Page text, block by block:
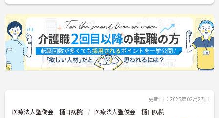
更新日：2025年02月27日
医療法人聖俊会 樋口病院 医療法人聖俊会 樋口病院